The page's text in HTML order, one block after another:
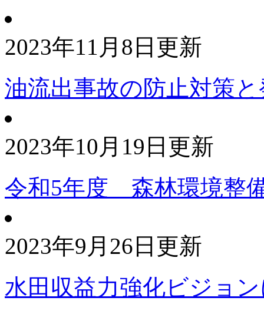
2023年11月8日更新
油流出事故の防止対策
2023年10月19日更新
令和5年度 森林環境整
2023年9月26日更新
水田収益力強化ビジョ